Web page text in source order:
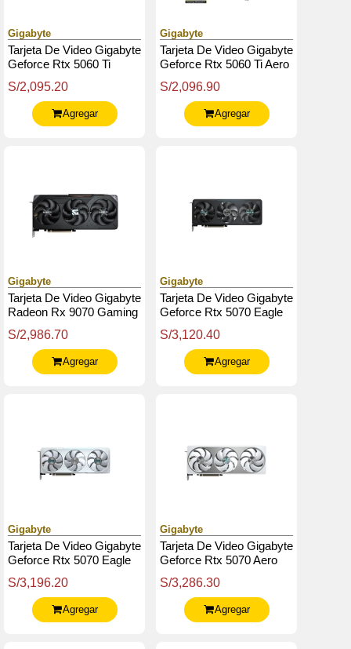
Gigabyte
Tarjeta De Video Gigabyte
Geforce Rtx 5060 Ti
Gddr7, Pcie Gen 5.0
S/2,095.20
Agregar
Gigabyte
Tarjeta De Video Gigabyte
Geforce Rtx 5060 Ti Aero
Gen 5.0
S/2,096.90
Agregar
Gigabyte
Tarjeta De Video Gigabyte
Radeon Rx 9070 Gaming
Pci-E 5.0
S/2,986.70
Agregar
Gigabyte
Tarjeta De Video Gigabyte
Geforce Rtx 5070 Eagle
Gddr7, Pcie Gen 5.0
S/3,120.40
Agregar
Gigabyte
Tarjeta De Video Gigabyte
Geforce Rtx 5070 Eagle
Gddr7, Pcie Gen 5.0
S/3,196.20
Agregar
Gigabyte
Tarjeta De Video Gigabyte
Geforce Rtx 5070 Aero
Pcie Gen 5.0
S/3,286.30
Agregar